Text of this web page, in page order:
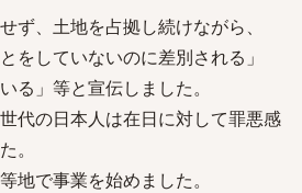
ず、土地を占拠し続けながら、
をしていないのに差別される」
る」等と宣伝しました。
代の日本人は在日に対して罪悪感
。
地で事業を始めました。